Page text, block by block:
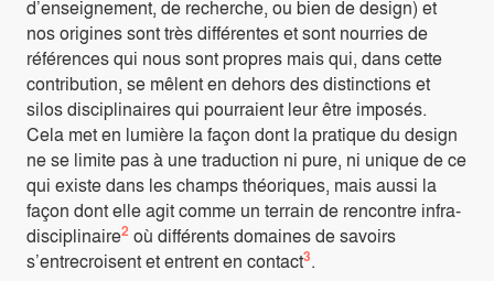
d’enseignement, de recherche, ou bien de design) et
nos origines sont très différentes et sont nourries de
références qui nous sont propres mais qui, dans cette
contribution, se mêlent en dehors des distinctions et
silos disciplinaires qui pourraient leur être imposés.
Cela met en lumière la façon dont la pratique du design
ne se limite pas à une traduction ni pure, ni unique de ce
qui existe dans les champs théoriques, mais aussi la
façon dont elle agit comme un terrain de rencontre infra-
disciplinaire2 où différents domaines de savoirs
s’entrecroisent et entrent en contact3.